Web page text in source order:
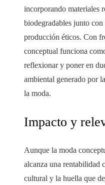
incorporando materiales
biodegradables junto con
producción éticos. Con
conceptual funciona
reflexionar y poner en
ambiental generado por
la moda.
Impacto y
Aunque la moda
alcanza una rentabilidad
cultural y la huella que